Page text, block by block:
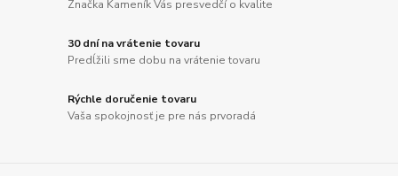
Značka Kameník Vás presvedčí o kvalite
30 dní na vrátenie tovaru
Predĺžili sme dobu na vrátenie tovaru
Rýchle doručenie tovaru
Vaša spokojnosť je pre nás prvoradá